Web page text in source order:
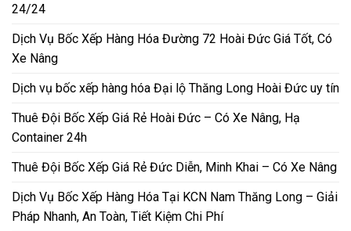
24/24
Dịch Vụ Bốc Xếp Hàng Hóa Đường 72 Hoài Đức Giá Tốt, Có
Xe Nâng
Dịch vụ bốc xếp hàng hóa Đại lộ Thăng Long Hoài Đức uy tín
Thuê Đội Bốc Xếp Giá Rẻ Hoài Đức – Có Xe Nâng, Hạ
Container 24h
Thuê Đội Bốc Xếp Giá Rẻ Đức Diễn, Minh Khai – Có Xe Nâng
Dịch Vụ Bốc Xếp Hàng Hóa Tại KCN Nam Thăng Long – Giải
Pháp Nhanh, An Toàn, Tiết Kiệm Chi Phí